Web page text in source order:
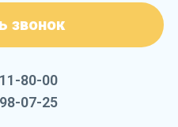
звонок
80-00
07-25